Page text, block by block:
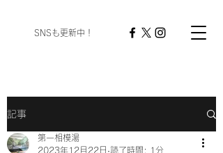
​ SNSも更新中！
記事
第一相模湯
2023年12月22日 読了時間: 1分